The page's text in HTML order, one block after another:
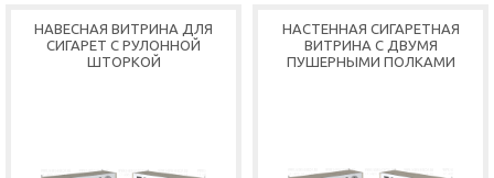
НАВЕСНАЯ ВИТРИНА ДЛЯ
СИГАРЕТ С РУЛОННОЙ
ШТОРКОЙ
НАСТЕННАЯ СИГАРЕТНАЯ
ВИТРИНА С ДВУМЯ
ПУШЕРНЫМИ ПОЛКАМИ